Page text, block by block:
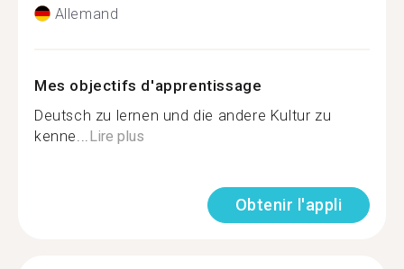
Allemand
Mes objectifs d'apprentissage
Deutsch zu lernen und die andere Kultur zu
kenne... Lire plus
Obtenir l'appli